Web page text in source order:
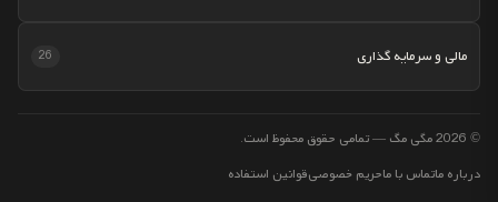
مالی و سرمایه گذاری 26
© 2026 مگی مگ — تمامی حقوق محفوظ است.
درباره ماتماس با ماحریم خصوصیقوانین استفاده